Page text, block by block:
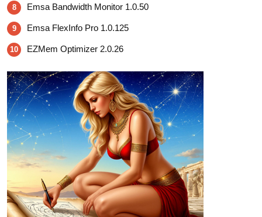
8 Emsa Bandwidth Monitor 1.0.50
9 Emsa FlexInfo Pro 1.0.125
10 EZMem Optimizer 2.0.26